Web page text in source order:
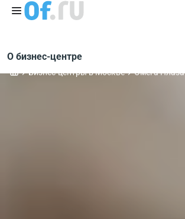
О бизнес-центре
Бизнес-центры в Москве Омега Плаза